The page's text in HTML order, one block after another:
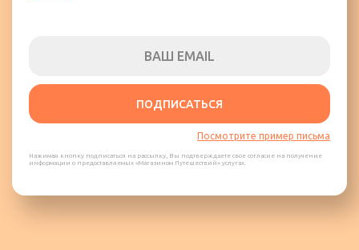
ПОДПИСАТЬСЯ
Посмотрите пример письма
Нажимая кнопку подписаться на рассылку, Вы подтверждаете свое согласие на получение
информации о предоставляемых «Магазином Путешествий» услугах.